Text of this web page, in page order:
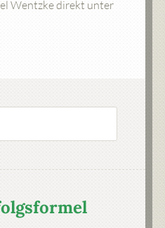
Wentzke direkt unter